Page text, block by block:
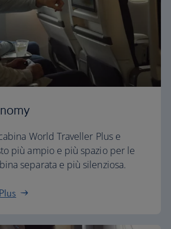
World Traveller Plus e
più ampio e più spazio per le
separata e più silenziosa.